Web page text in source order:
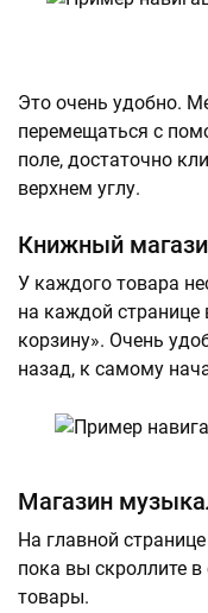
Это очень удобно.
перемещаться с
поле, достаточно
верхнем углу.
Книжный
У каждого товара
на каждой странице
корзину». Очень
назад, к самому
Магазин
На главной
пока вы скроллите
товары.